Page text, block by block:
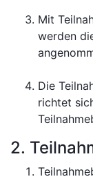
Mit
werden
Die
richtet
2.